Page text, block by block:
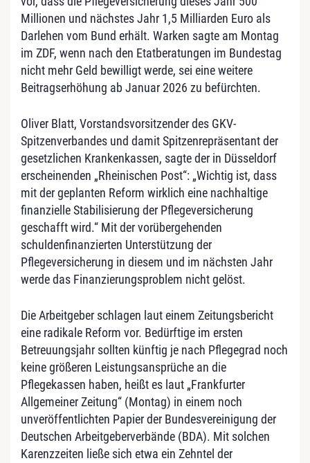
Millionen und nächstes Jahr 1,5 Milliarden Euro als
Darlehen vom Bund erhält. Warken sagte am Montag
im ZDF, wenn nach den Etatberatungen im Bundestag
nicht mehr Geld bewilligt werde, sei eine weitere
Beitragserhöhung ab Januar 2026 zu befürchten.
Oliver Blatt, Vorstandsvorsitzender des GKV-
Spitzenverbandes und damit Spitzenrepräsentant der
gesetzlichen Krankenkassen, sagte der in Düsseldorf
erscheinenden „Rheinischen Post“: „Wichtig ist, dass
mit der geplanten Reform wirklich eine nachhaltige
finanzielle Stabilisierung der Pflegeversicherung
geschafft wird.“ Mit der vorübergehenden
schuldenfinanzierten Unterstützung der
Pflegeversicherung in diesem und im nächsten Jahr
werde das Finanzierungsproblem nicht gelöst.
Die Arbeitgeber schlagen laut einem Zeitungsbericht
eine radikale Reform vor. Bedürftige im ersten
Betreuungsjahr sollten künftig je nach Pflegegrad noch
keine größeren Leistungsansprüche an die
Pflegekassen haben, heißt es laut „Frankfurter
Allgemeiner Zeitung“ (Montag) in einem noch
unveröffentlichten Papier der Bundesvereinigung der
Deutschen Arbeitgeberverbände (BDA). Mit solchen
Karenzzeiten ließe sich etwa ein Zehntel der